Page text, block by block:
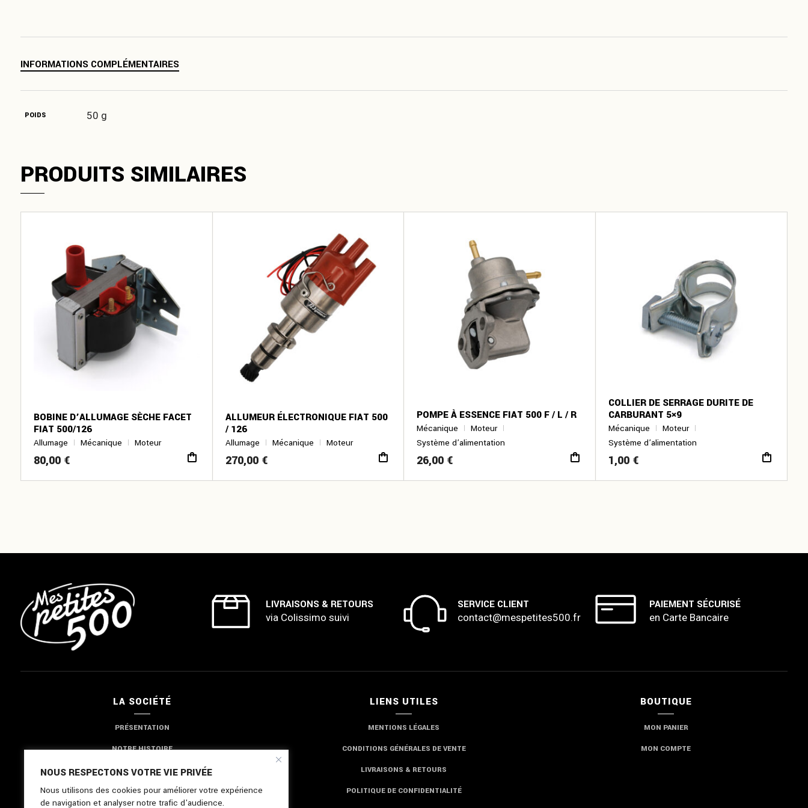
NOUS RESPECTONS VOTRE VIE PRIVÉE
Nous utilisons des cookies pour améliorer votre expérience
de navigation et analyser notre trafic d'audience.
INFORMATIONS COMPLÉMENTAIRES
POIDS 50 g
PRODUITS SIMILAIRES
BOBINE D’ALLUMAGE SÈCHE FACET
FIAT 500/126
Allumage Mécanique Moteur
80,00 €
ALLUMEUR ÉLECTRONIQUE FIAT 500
/ 126
Allumage Mécanique Moteur
270,00 €
POMPE À ESSENCE FIAT 500 F / L / R
Mécanique
Moteur
Système d’alimentation
26,00 €
COLLIER DE SERRAGE DURITE DE
CARBURANT 5×9
Mécanique
Moteur
Système d’alimentation
1,00 €
LIVRAISONS & RETOURS
via Colissimo suivi
SERVICE CLIENT
contact@mespetites500.fr
PAIEMENT SÉCURISÉ
en Carte Bancaire
LA SOCIÉTÉ
PRÉSENTATION
NOTRE HISTOIRE
NOTRE EXPERTISE
NOUS CONTACTER
LIENS UTILES
MENTIONS LÉGALES
CONDITIONS GÉNÉRALES DE VENTE
LIVRAISONS & RETOURS
POLITIQUE DE CONFIDENTIALITÉ
BOUTIQUE
MON PANIER
MON COMPTE